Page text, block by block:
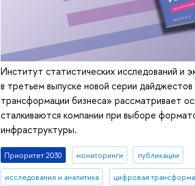
Институт статистических исследований и
в третьем выпуске новой серии
трансформации бизнеса» рассматривает
сталкиваются компании при выборе
инфраструктуры.
Приоритет 2030 мониторинги публикации
исследования и аналитика цифровая